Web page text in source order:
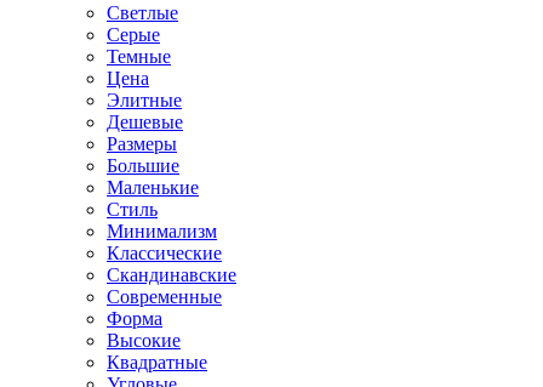
Светлые
Серые
Темные
Цена
Элитные
Дешевые
Размеры
Большие
Маленькие
Стиль
Минимализм
Классические
Скандинавские
Современные
Форма
Высокие
Квадратные